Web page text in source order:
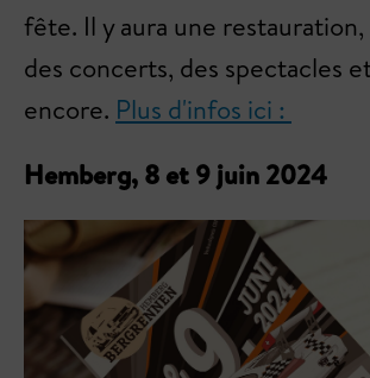
fête. Il y aura une
des concerts, des spectacles
encore. Plus d'infos ici :
Hemberg, 8 et 9 juin 2024